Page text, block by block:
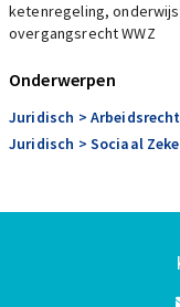
ketenregeling,
overgangsrecht WWZ
Onderwerpen
Juridisch > Arbeidsrecht
Juridisch > Sociaal